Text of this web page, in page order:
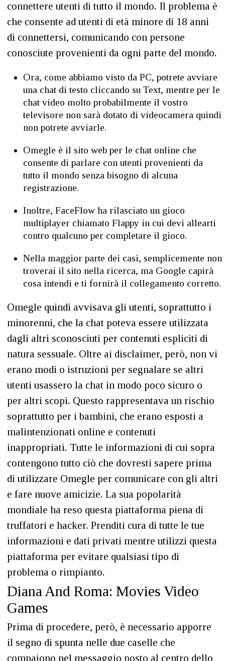
connettere utenti di tutto il mondo. Il problema è
che consente ad utenti di età minore di 18 anni
di connettersi, comunicando con persone
conosciute provenienti da ogni parte del mondo.
Ora, come abbiamo visto da PC, potrete avviare
una chat di testo cliccando su Text, mentre per le
chat video molto probabilmente il vostro
televisore non sarà dotato di videocamera quindi
non potrete avviarle.
Omegle è il sito web per le chat online che
consente di parlare con utenti provenienti da
tutto il mondo senza bisogno di alcuna
registrazione.
Inoltre, FaceFlow ha rilasciato un gioco
multiplayer chiamato Flappy in cui devi allearti
contro qualcuno per completare il gioco.
Nella maggior parte dei casi, semplicemente non
troverai il sito nella ricerca, ma Google capirà
cosa intendi e ti fornirà il collegamento corretto.
Omegle quindi avvisava gli utenti, soprattutto i
minorenni, che la chat poteva essere utilizzata
dagli altri sconosciuti per contenuti espliciti di
natura sessuale. Oltre ai disclaimer, però, non vi
erano modi o istruzioni per segnalare se altri
utenti usassero la chat in modo poco sicuro o
per altri scopi. Questo rappresentava un rischio
soprattutto per i bambini, che erano esposti a
malintenzionati online e contenuti
inappropriati. Tutte le informazioni di cui sopra
contengono tutto ciò che dovresti sapere prima
di utilizzare Omegle per comunicare con gli altri
e fare nuove amicizie. La sua popolarità
mondiale ha reso questa piattaforma piena di
truffatori e hacker. Prenditi cura di tutte le tue
informazioni e dati privati mentre utilizzi questa
piattaforma per evitare qualsiasi tipo di
problema o rimpianto.
Diana And Roma: Movies Video
Games
Prima di procedere, però, è necessario apporre
il segno di spunta nelle due caselle che
compaiono nel messaggio posto al centro dello